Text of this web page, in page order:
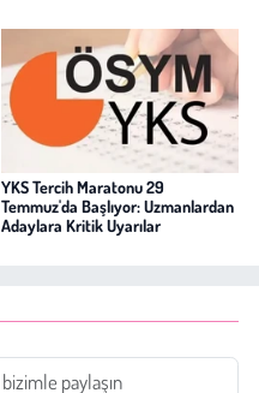
YKS Tercih Maratonu 29
Temmuz'da Başlıyor: Uzmanlardan
Adaylara Kritik Uyarılar